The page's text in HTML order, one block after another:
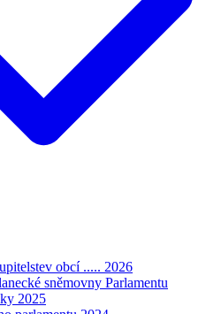
obcí ..... 2026
sněmovny Parlamentu
2025